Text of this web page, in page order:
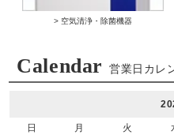
> 空気清浄・除菌機器
Calendar 営業日カレ
日 月 火